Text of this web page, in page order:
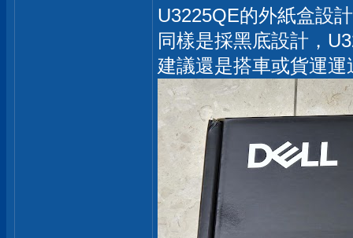
U3225QE的外紙盒設
同樣是採黑底設計，
建議還是搭車或貨運